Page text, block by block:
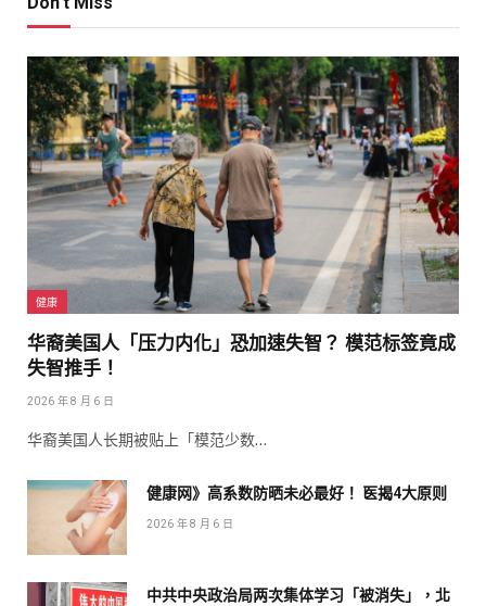
健康
华裔美国人「压力内化」恐加速失智？ 模范标签竟成
失智推手！
2026 年 8 月 6 日
华裔美国人长期被贴上「模范少数…
健康网》高系数防晒未必最好！ 医揭4大原则
2026 年 8 月 6 日
中共中央政治局两次集体学习「被消失」，北